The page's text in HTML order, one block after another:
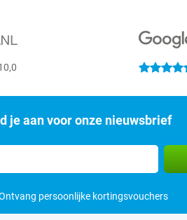
4.4 sterren
je aan voor onze nieuwsbrief
persoonlijke kortingsvouchers